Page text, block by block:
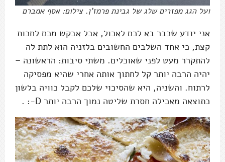
ועל הגג מפזרים שלג של גבינת פרמז'ן. צילום: אסף אמברם
אני יודע שכבר בא לכם לאכול, אבל אבקש מכם לחכות
קצת, כי אחד השלבים החשובים בלזניה הוא לתת לה
להתקרר מעט לפני שאוכלים. משתי סיבות: הראשונה –
יהיה הרבה יותר קל לחתוך אותה אחרי שהיא מפסיקה
לרתוח. והשניה, היא שהסיכוי שלכם לקבל כוויה בלשון
כתוצאה מאכילה חסרת שליטה נמוך הרבה יותר D-: .